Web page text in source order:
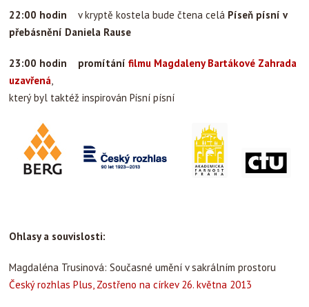
22:00 hodin v kryptě kostela bude čtena celá Píseň písní v
přebásnění Daniela Rause
23:00 hodin promítání filmu Magdaleny Bartákové Zahrada
uzavřená,
který byl taktéž inspirován Písní písní
Ohlasy a souvislosti:
Magdaléna Trusinová: Současné umění v sakrálním prostoru
Český rozhlas Plus, Zostřeno na církev 26. května 2013